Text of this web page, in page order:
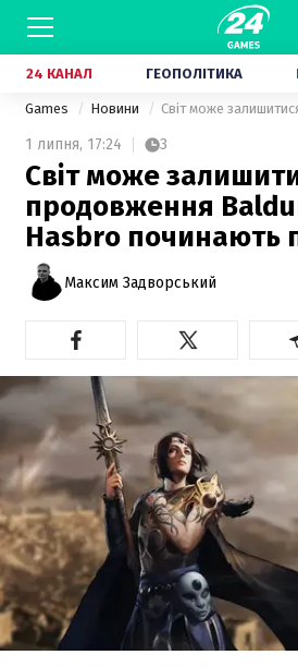
24 КАНАЛ ГЕОПОЛІТИКА
Games Новини
1 липня, 17:24 3
Світ може
продовження
Hasbro починають
Максим Задворський